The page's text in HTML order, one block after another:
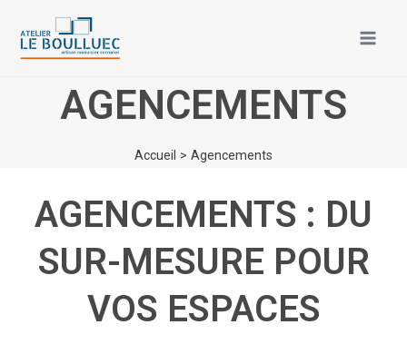
contenu
AGENCEMENTS
Accueil Agencements
AGENCEMENTS : DU
SUR-MESURE POUR
VOS ESPACES